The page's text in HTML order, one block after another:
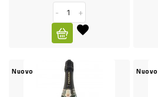
-
+
Nuovo
Nuovo